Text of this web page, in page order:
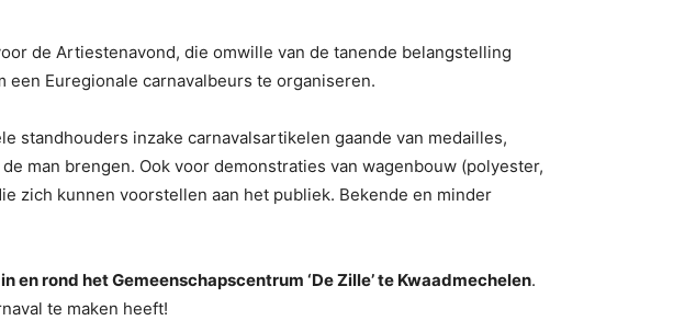
de Artiestenavond, die omwille van de tanende belangstelling
Euregionale carnavalbeurs te organiseren.
standhouders inzake carnavalsartikelen gaande van medailles,
man brengen. Ook voor demonstraties van wagenbouw (polyester,
zich kunnen voorstellen aan het publiek. Bekende en minder
en rond het Gemeenschapscentrum ‘De Zille’ te Kwaadmechelen.
te maken heeft!